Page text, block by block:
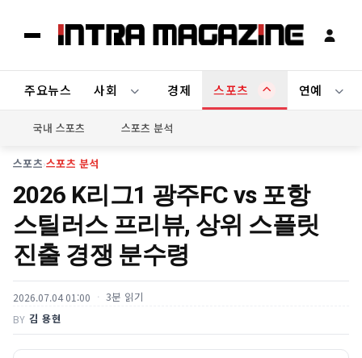
주요뉴스 사회 경제 스포츠 연예
국내 스포츠 스포츠 분석
스포츠›스포츠 분석
2026 K리그1 광주FC vs 포항
스틸러스 프리뷰, 상위 스플릿
진출 경쟁 분수령
2026.07.04 01:00 3분 읽기
BY 김 용현